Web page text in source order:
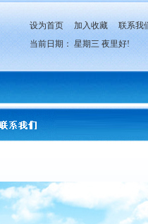
设为首页 加入收藏
联系我
当前日期： 星期三 夜里好!